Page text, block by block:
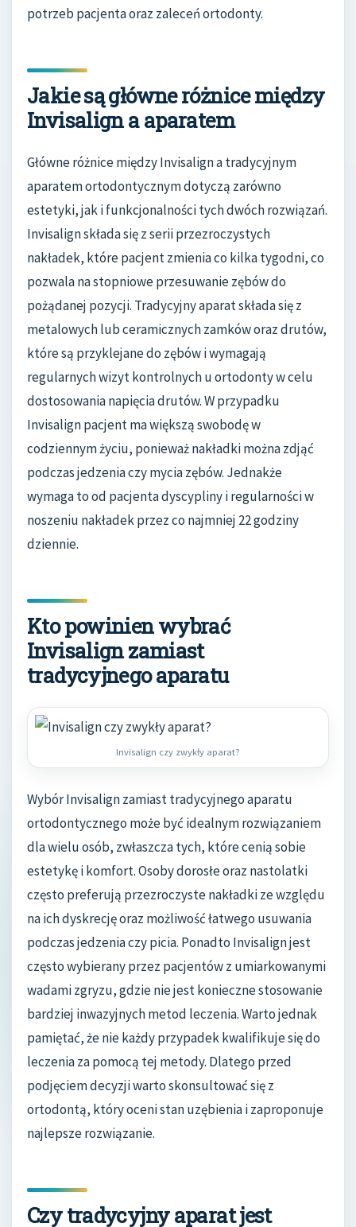
potrzeb pacjenta oraz zaleceń ortodonty.
Jakie są główne różnice między
Invisalign a aparatem
Główne różnice między Invisalign a tradycyjnym
aparatem ortodontycznym dotyczą zarówno
estetyki, jak i funkcjonalności tych dwóch rozwiązań.
Invisalign składa się z serii przezroczystych
nakładek, które pacjent zmienia co kilka tygodni, co
pozwala na stopniowe przesuwanie zębów do
pożądanej pozycji. Tradycyjny aparat składa się z
metalowych lub ceramicznych zamków oraz drutów,
które są przyklejane do zębów i wymagają
regularnych wizyt kontrolnych u ortodonty w celu
dostosowania napięcia drutów. W przypadku
Invisalign pacjent ma większą swobodę w
codziennym życiu, ponieważ nakładki można zdjąć
podczas jedzenia czy mycia zębów. Jednakże
wymaga to od pacjenta dyscypliny i regularności w
noszeniu nakładek przez co najmniej 22 godziny
dziennie.
Kto powinien wybrać
Invisalign zamiast
tradycyjnego aparatu
Invisalign czy zwykły aparat?
Wybór Invisalign zamiast tradycyjnego aparatu
ortodontycznego może być idealnym rozwiązaniem
dla wielu osób, zwłaszcza tych, które cenią sobie
estetykę i komfort. Osoby dorosłe oraz nastolatki
często preferują przezroczyste nakładki ze względu
na ich dyskrecję oraz możliwość łatwego usuwania
podczas jedzenia czy picia. Ponadto Invisalign jest
często wybierany przez pacjentów z umiarkowanymi
wadami zgryzu, gdzie nie jest konieczne stosowanie
bardziej inwazyjnych metod leczenia. Warto jednak
pamiętać, że nie każdy przypadek kwalifikuje się do
leczenia za pomocą tej metody. Dlatego przed
podjęciem decyzji warto skonsultować się z
ortodontą, który oceni stan uzębienia i zaproponuje
najlepsze rozwiązanie.
Czy tradycyjny aparat jest